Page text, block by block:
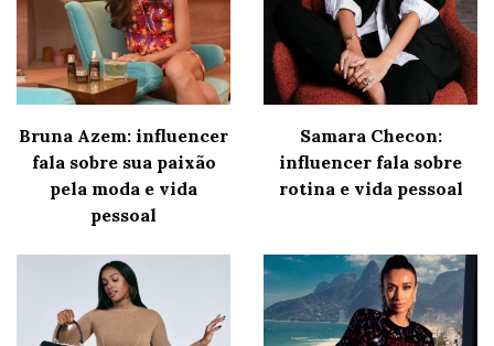
Bruna Azem: influencer
fala sobre sua paixão
pela moda e vida
pessoal
Samara Checon:
influencer fala sobre
rotina e vida pessoal